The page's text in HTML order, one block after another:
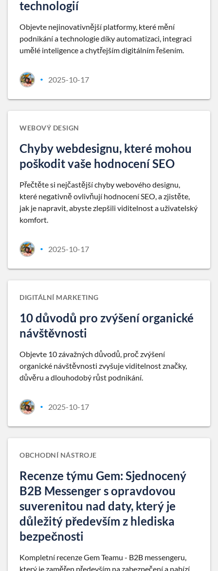
technologií
Objevte nejinovativnější platformy, které mění
podnikání a technologie díky automatizaci, integraci
umělé inteligence a chytřejším digitálním řešením.
• 2025-10-17
WEBOVÝ DESIGN
Chyby webdesignu, které mohou
poškodit vaše hodnocení SEO
Přečtěte si nejčastější chyby webového designu,
které negativně ovlivňují hodnocení SEO, a zjistěte,
jak je napravit, abyste zlepšili viditelnost a uživatelský
komfort.
• 2025-10-17
DIGITÁLNÍ MARKETING
10 důvodů pro zvýšení organické
návštěvnosti
Objevte 10 závažných důvodů, proč zvýšení
organické návštěvnosti zvyšuje viditelnost značky,
důvěru a dlouhodobý růst podnikání.
• 2025-10-17
OBCHODNÍ NÁSTROJE
Recenze týmu Gem: Sjednocený
B2B Messenger s opravdovou
suverenitou nad daty, který je
důležitý především z hlediska
bezpečnosti
Kompletní recenze Gem Teamu - B2B messengeru,
který je zaměřen především na zabezpečení a nabízí